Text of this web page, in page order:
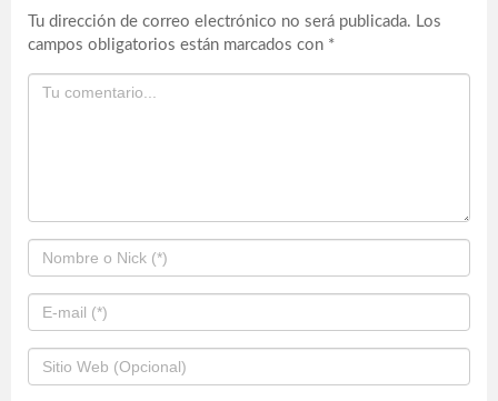
Tu dirección de correo electrónico no será publicada. Los
campos obligatorios están marcados con *